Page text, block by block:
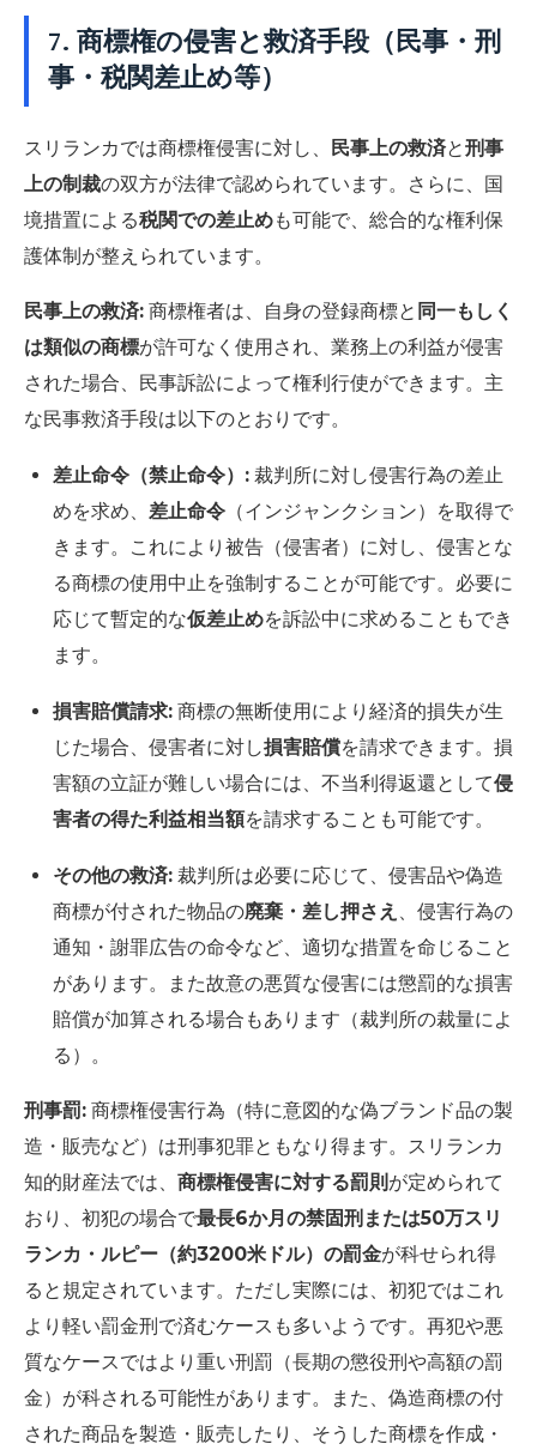
7. 商標権の侵害と救済手段（民事・刑
事・税関差止め等）
スリランカでは商標権侵害に対し、 民事上の救済と刑事
上の制裁の双方が法律で認められています。さらに、国
境措置による税関での差止めも可能で、総合的な権利保
護体制が整えられています。
民事上の救済: 商標権者は、自身の登録商標と 同一もしく
は類似の商標が許可なく使用され、業務上の利益が侵害
された場合、民事訴訟によって権利行使ができます。主
な民事救済手段は以下のとおりです。
差止命令（禁止命令）: 裁判所に対し侵害行為の差止
めを求め、 差止命令 （インジャンクション）を取得で
きます。これにより被告（侵害者）に対し、侵害とな
る商標の使用中止を強制することが可能です。必要に
応じて暫定的な仮差止めを訴訟中に求めることもでき
ます。
損害賠償請求: 商標の無断使用により経済的損失が生
じた場合、侵害者に対し損害賠償を請求できます。損
害額の立証が難しい場合には、不当利得返還として侵
害者の得た利益相当額を請求することも可能です。
その他の救済: 裁判所は必要に応じて、侵害品や偽造
商標が付された物品の廃棄・差し押さえ 、侵害行為の
通知・謝罪広告の命令など、適切な措置を命じること
があります。また故意の悪質な侵害には懲罰的な損害
賠償が加算される場合もあります（裁判所の裁量によ
る）。
刑事罰: 商標権侵害行為（特に意図的な偽ブランド品の製
造・販売など）は刑事犯罪ともなり得ます。スリランカ
知的財産法では、 商標権侵害に対する罰則 が定められて
おり、初犯の場合で最長6か月の禁固刑または50万スリ
ランカ・ルピー（約3200米ドル）の罰金が科せられ得
ると規定されています。ただし実際には、初犯ではこれ
より軽い罰金刑で済むケースも多いようです。再犯や悪
質なケースではより重い刑罰（長期の懲役刑や高額の罰
金）が科される可能性があります。また、偽造商標の付
された商品を製造・販売したり、そうした商標を作成・